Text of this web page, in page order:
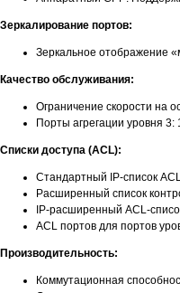
Зеркалирование портов:
Зеркальное отображение
Качество обслуживания:
Ограничение скорости на
Порты агрегации уровня 3:
Списки доступа (ACL):
Стандартный IP-список
Расширенный список
IP-расширенный ACL-
ACL портов для портов
Производительность:
Коммутационная